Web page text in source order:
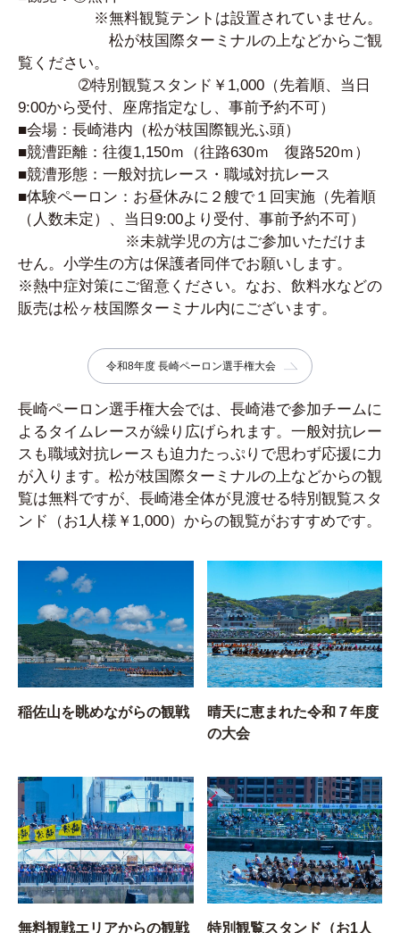
※無料観覧テントは設置されていません。
松が枝国際ターミナルの上などからご観
覧ください。
➁特別観覧スタンド￥1,000（先着順、当日
9:00から受付、座席指定なし、事前予約不可）
■会場：長崎港内（松が枝国際観光ふ頭）
■競漕距離：往復1,150ｍ（往路630ｍ 復路520ｍ）
■競漕形態：一般対抗レース・職域対抗レース
■体験ペーロン：お昼休みに２艘で１回実施（先着順
（人数未定）、当日9:00より受付、事前予約不可）
※未就学児の方はご参加いただけま
せん。小学生の方は保護者同伴でお願いします。
※熱中症対策にご留意ください。なお、飲料水などの
販売は松ヶ枝国際ターミナル内にございます。
令和8年度 長崎ペーロン選手権大会
長崎ペーロン選手権大会では、長崎港で参加チームに
よるタイムレースが繰り広げられます。一般対抗レー
スも職域対抗レースも迫力たっぷりで思わず応援に力
が入ります。松が枝国際ターミナルの上などからの観
覧は無料ですが、長崎港全体が見渡せる特別観覧スタ
ンド（お1人様￥1,000）からの観覧がおすすめです。
稲佐山を眺めながらの観戦
晴天に恵まれた令和７年度
の大会
無料観戦エリアからの観戦
特別観覧スタンド（お1人